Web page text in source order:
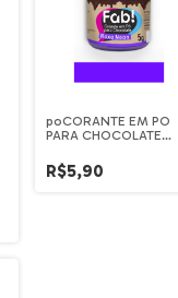
poCORANTE EM PO
PARA CHOCOLATE
R$5,90